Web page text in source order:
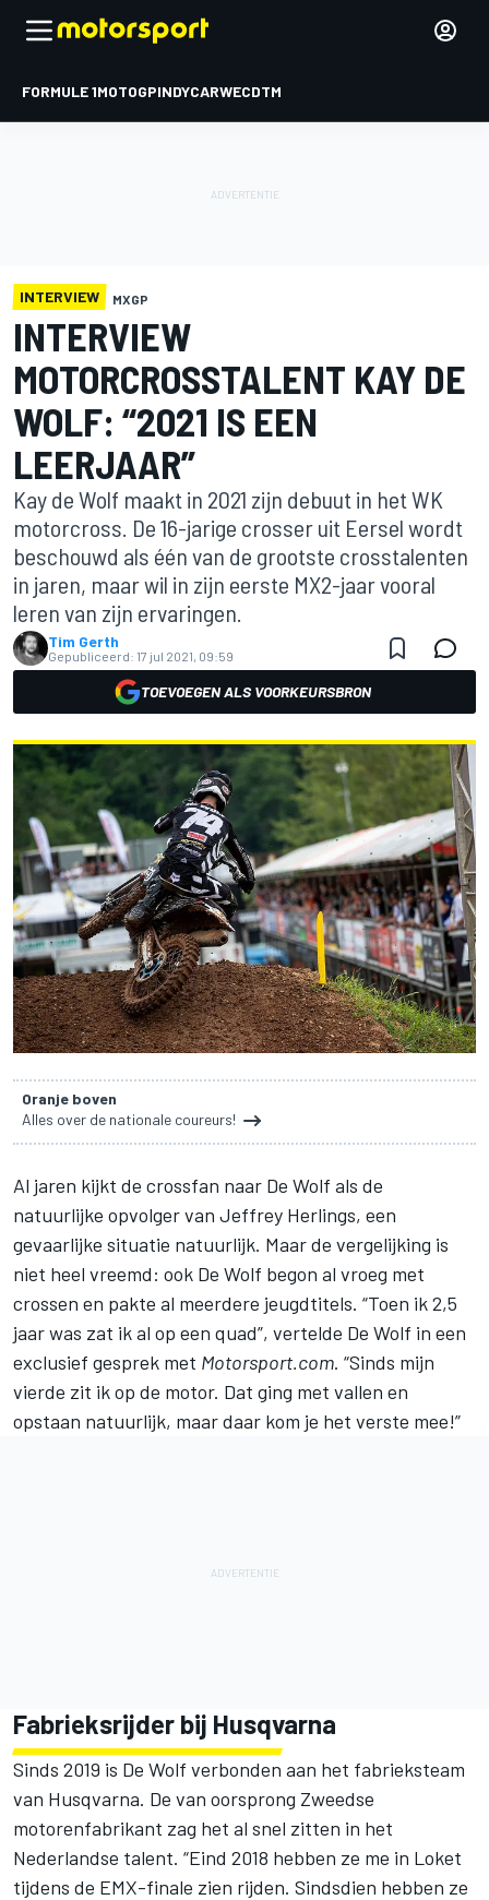
FORMULE 1MOTOGPINDYCARWECDTM
INTERVIEW MXGP
INTERVIEW
MOTORCROSSTALENT KAY DE
WOLF: “2021 IS EEN
LEERJAAR”
Kay de Wolf maakt in 2021 zijn debuut in het WK
motorcross. De 16-jarige crosser uit Eersel wordt
beschouwd als één van de grootste crosstalenten
in jaren, maar wil in zijn eerste MX2-jaar vooral
leren van zijn ervaringen.
Tim Gerth
Gepubliceerd: 17 jul 2021, 09:59
TOEVOEGEN ALS VOORKEURSBRON
Oranje boven
Alles over de nationale coureurs!
Al jaren kijkt de crossfan naar De Wolf als de
natuurlijke opvolger van Jeffrey Herlings, een
gevaarlijke situatie natuurlijk. Maar de vergelijking is
niet heel vreemd: ook De Wolf begon al vroeg met
crossen en pakte al meerdere jeugdtitels. “Toen ik 2,5
jaar was zat ik al op een quad”, vertelde De Wolf in een
exclusief gesprek met Motorsport.com. “Sinds mijn
vierde zit ik op de motor. Dat ging met vallen en
opstaan natuurlijk, maar daar kom je het verste mee!”
Fabrieksrijder bij Husqvarna
Sinds 2019 is De Wolf verbonden aan het fabrieksteam
van Husqvarna. De van oorsprong Zweedse
motorenfabrikant zag het al snel zitten in het
Nederlandse talent. “Eind 2018 hebben ze me in Loket
tijdens de EMX-finale zien rijden. Sindsdien hebben ze